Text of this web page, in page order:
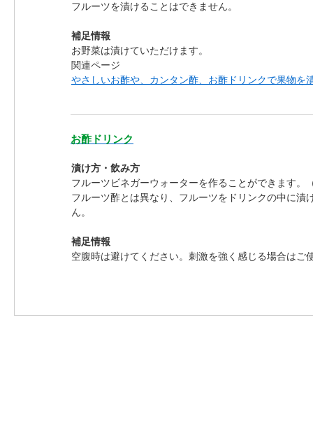
フルーツを漬けることはできません。
補足情報
お野菜は漬けていただけます。
関連ページ
やさしいお酢や、カンタン酢、お酢ドリンクで果物を
お酢ドリンク
漬け方・飲み方
フルーツビネガーウォーターを作ることができます。
フルーツ酢とは異なり、フルーツをドリンクの中に
ん。
補足情報
空腹時は避けてください。刺激を強く感じる場合はご